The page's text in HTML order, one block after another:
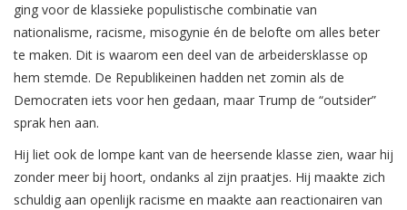
ging voor de klassieke populistische combinatie van
nationalisme, racisme, misogynie én de belofte om alles beter
te maken. Dit is waarom een deel van de arbeidersklasse op
hem stemde. De Republikeinen hadden net zomin als de
Democraten iets voor hen gedaan, maar Trump de “outsider”
sprak hen aan.
Hij liet ook de lompe kant van de heersende klasse zien, waar hij
zonder meer bij hoort, ondanks al zijn praatjes. Hij maakte zich
schuldig aan openlijk racisme en maakte aan reactionairen van